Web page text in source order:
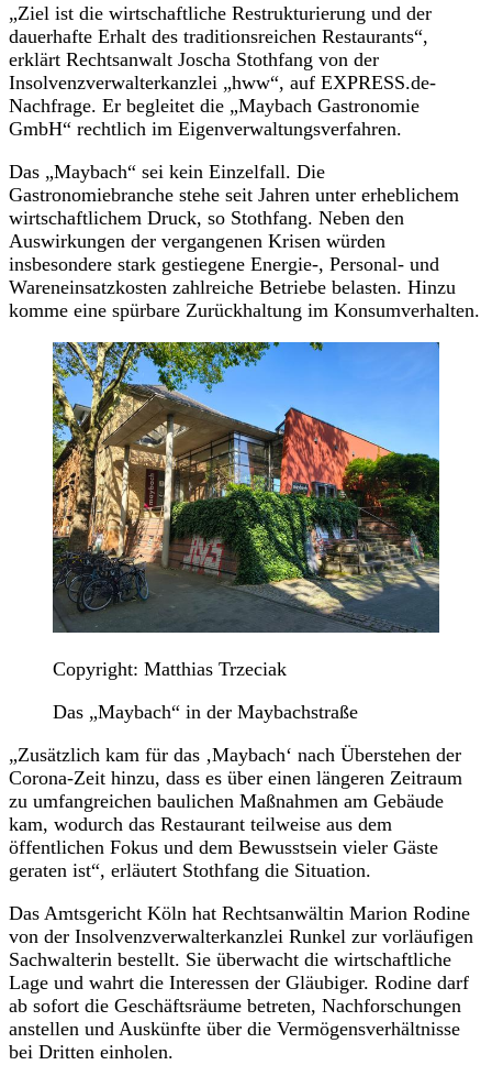
„Ziel ist die wirtschaftliche Restrukturierung und der
dauerhafte Erhalt des traditionsreichen Restaurants“,
erklärt Rechtsanwalt Joscha Stothfang von der
Insolvenzverwalterkanzlei „hww“, auf EXPRESS.de-
Nachfrage. Er begleitet die „Maybach Gastronomie
GmbH“ rechtlich im Eigenverwaltungsverfahren.
Das „Maybach“ sei kein Einzelfall. Die
Gastronomiebranche stehe seit Jahren unter erheblichem
wirtschaftlichem Druck, so Stothfang. Neben den
Auswirkungen der vergangenen Krisen würden
insbesondere stark gestiegene Energie-, Personal- und
Wareneinsatzkosten zahlreiche Betriebe belasten. Hinzu
komme eine spürbare Zurückhaltung im Konsumverhalten.
Copyright: Matthias Trzeciak
Das „Maybach“ in der Maybachstraße
„Zusätzlich kam für das ‚Maybach‘ nach Überstehen der
Corona-Zeit hinzu, dass es über einen längeren Zeitraum
zu umfangreichen baulichen Maßnahmen am Gebäude
kam, wodurch das Restaurant teilweise aus dem
öffentlichen Fokus und dem Bewusstsein vieler Gäste
geraten ist“, erläutert Stothfang die Situation.
Das Amtsgericht Köln hat Rechtsanwältin Marion Rodine
von der Insolvenzverwalterkanzlei Runkel zur vorläufigen
Sachwalterin bestellt. Sie überwacht die wirtschaftliche
Lage und wahrt die Interessen der Gläubiger. Rodine darf
ab sofort die Geschäftsräume betreten, Nachforschungen
anstellen und Auskünfte über die Vermögensverhältnisse
bei Dritten einholen.